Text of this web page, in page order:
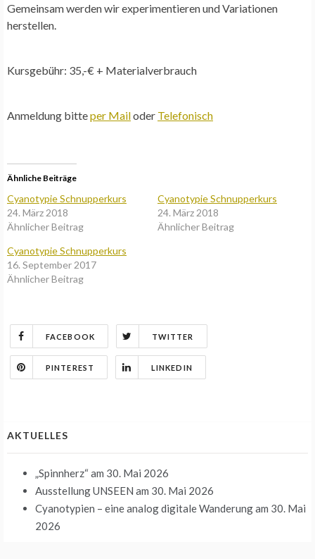
Gemeinsam werden wir experimentieren und Variationen
herstellen.
Kursgebühr: 35,-€ + Materialverbrauch
Anmeldung bitteper Mailoder Telefonisch
Ähnliche Beiträge
Cyanotypie Schnupperkurs
24. März 2018
Ähnlicher Beitrag
Cyanotypie Schnupperkurs
24. März 2018
Ähnlicher Beitrag
Cyanotypie Schnupperkurs
16. September 2017
Ähnlicher Beitrag
FACEBOOK TWITTER
PINTEREST LINKEDIN
AKTUELLES
„Spinnherz“ am 30. Mai 2026
Ausstellung UNSEEN am 30. Mai 2026
Cyanotypien – eine analog digitale Wanderungam 30. Mai
2026